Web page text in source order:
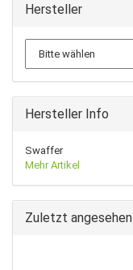
Hersteller
Hersteller Info
Swaffer
Mehr Artikel
Zuletzt angesehen